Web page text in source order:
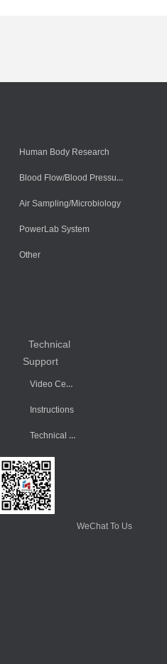
Human Body Research
Blood Flow/Blood Pressure/Blood Oxygen
Air Sampling/Microbiology
PowerLab System
Other
Technical
Support
Video Center
Instructions
Technical Data
WeChat To Us